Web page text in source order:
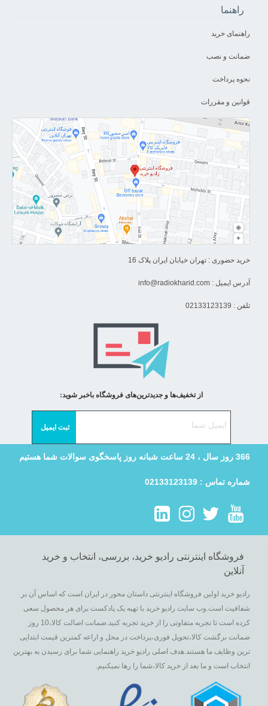
راهنما
راهنمای خرید
ضمانت و نصب
نحوه پرداخت
قوانین و مقررات
خرید حضوری : تهران خیابان ایران پلاک 16
آدرس ایمیل : info@radiokharid.com
تلفن : 02133123139
366 روز سال ، 24 ساعت شبانه روز پاسخگوی سوالات شما هستیم
شماره تماس : 02133123139
از تخفیف‌ها و جدیدترین‌های فروشگاه باخبر شوید:
فروشگاه اینترنتی رادیو خرید، بررسی، انتخاب و خرید
آنلاین
رادیو خرید اولین فروشگاه اینترنتی داستان محور در ایران است که اساس آن بر
شفافیت است.وب سایت رادیو خرید با تهیه یک پادکست برای هر محصول سعی
کرده است تا تجربه متفاوتی را از خرید تجربه کنید.ضمانت اصالت کالا،10 روز
ضمانت برگشت کالا،تحویل فوری،پرداخت در محل و اراعه کمترین قیمت ابتدایی
ترین وظایف ما هستند.هدف اصلی رادیو خرید راهنمایی شما برای رسیدن به بهترین
انتخاب است و ما بعد از خرید کالا،شما را رها نمیکنیم.